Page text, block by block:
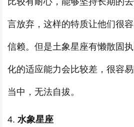
言放弃，这样的特质让他们很
信赖。但是土象星座有懒散固
化的适应能力会比较差，很容
当中，无法自拔。
4. 水象星座